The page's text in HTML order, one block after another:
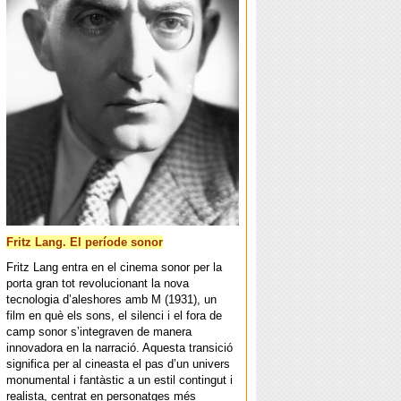
Fritz Lang. El període sonor
Fritz Lang entra en el cinema sonor per la
porta gran tot revolucionant la nova
tecnologia d’aleshores amb M (1931), un
film en què els sons, el silenci i el fora de
camp sonor s’integraven de manera
innovadora en la narració. Aquesta transició
significa per al cineasta el pas d’un univers
monumental i fantàstic a un estil contingut i
realista, centrat en personatges més